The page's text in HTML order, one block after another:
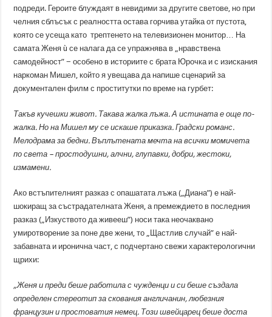
подреди. Героите блуждаят в невидими за другите светове, но при
челния сблъсък с реалността остава горчива утайка от пустота,
която се усеща като трептенето на телевизионен монитор… На
самата Женя ù се налага да се упражнява в „нравствена
самодейност” − особено в историите с брата Юрочка и с изискания
наркоман Мишел, който я увещава да напише сценарий за
документален филм с проститутки по време на гурбет:
Такъв кучешки живот. Такава жалка лъжа. А истината е още по-
жалка. Но на Мишел му се искаше приказка. Градски романс.
Мелодрама за бедни. Въплътената мечта на всички момичета
по света – простодушни, алчни, глупавки, добри, жестоки,
измамени.
Ако встъпителният разказ с опашатата лъжа („Диана”) е най-
шокиращ за състрадателната Женя, а премеждието в последния
разказ („Изкуството да живееш”) носи така неочаквано
умиротворение за поне две жени, то „Щастлив случай” е най-
забавната и иронична част, с подчертано свежи характерологични
щрихи:
„Женя и преди беше работила с чужденци и си беше създала
определен стереотип за скования англичанин, любезния
французин и простоватия немец. Този швейцарец беше доста